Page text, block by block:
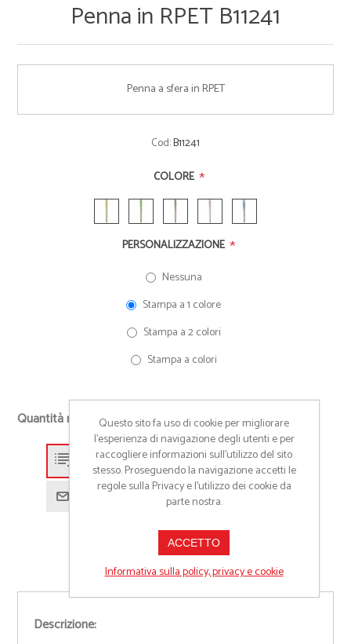
Penna in RPET B11241
Penna a sfera in RPET
Cod:B11241
COLORE *
PERSONALIZZAZIONE *
Nessuna
Stampa a 1 colore
Stampa a 2 colori
Stampa a colori
Quantità richiesta
-
Aggiungi alla lista preventivo
Richiedi informazioni prodotto
Descrizione:
Questo sito fa uso di cookie per migliorare
l’esperienza di navigazione degli utenti e per
raccogliere informazioni sull’utilizzo del sito
stesso. Proseguendo la navigazione accetti le
regole sulla Privacy e l'utilizzo dei cookie da
parte nostra.
ACCETTO
Informativa sulla policy, privacy e cookie